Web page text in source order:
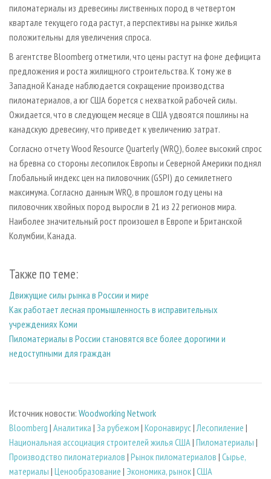
пиломатериалы из древесины лиственных пород в четвертом
квартале текущего года растут, а перспективы на рынке жилья
положительны для увеличения спроса.
В агентстве Bloomberg отметили, что цены растут на фоне дефицита
предложения и роста жилищного строительства. К тому же в
Западной Канаде наблюдается сокращение производства
пиломатериалов, а юг США борется с нехваткой рабочей силы.
Ожидается, что в следующем месяце в США удвоятся пошлины на
канадскую древесину, что приведет к увеличению затрат.
Согласно отчету Wood Resource Quarterly (WRQ), более высокий спрос
на бревна со стороны лесопилок Европы и Северной Америки поднял
Глобальный индекс цен на пиловочник (GSPI) до семилетнего
максимума. Согласно данным WRQ, в прошлом году цены на
пиловочник хвойных пород выросли в 21 из 22 регионов мира.
Наиболее значительный рост произошел в Европе и Британской
Колумбии, Канада.
Также по теме:
Движущие силы рынка в России и мире
Как работает лесная промышленность в исправительных
учреждениях Коми
Пиломатериалы в России становятся все более дорогими и
недоступными для граждан
Источник новости: Woodworking Network
Bloomberg | Аналитика | За рубежом | Коронавирус| Лесопиление |
Национальная ассоциация строителей жилья США | Пиломатериалы |
Производство пиломатериалов | Рынок пиломатериалов | Сырье,
материалы | Ценообразование | Экономика, рынок| США